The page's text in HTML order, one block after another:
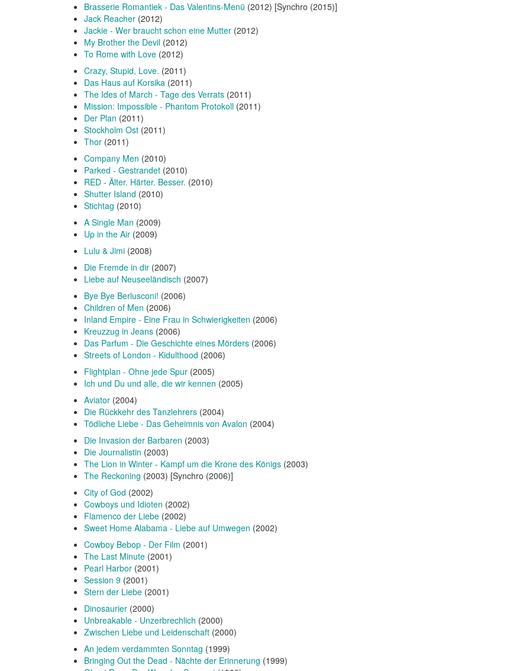
Brasserie Romantiek - Das Valentins-Menü (2012) [Synchro (2015)]
Jack Reacher (2012)
Jackie - Wer braucht schon eine Mutter (2012)
My Brother the Devil (2012)
To Rome with Love (2012)
Crazy, Stupid, Love. (2011)
Das Haus auf Korsika (2011)
The Ides of March - Tage des Verrats (2011)
Mission: Impossible - Phantom Protokoll (2011)
Der Plan (2011)
Stockholm Ost (2011)
Thor (2011)
Company Men (2010)
Parked - Gestrandet (2010)
RED - Älter. Härter. Besser. (2010)
Shutter Island (2010)
Stichtag (2010)
A Single Man (2009)
Up in the Air (2009)
Lulu & Jimi (2008)
Die Fremde in dir (2007)
Liebe auf Neuseeländisch (2007)
Bye Bye Berlusconi! (2006)
Children of Men (2006)
Inland Empire - Eine Frau in Schwierigkeiten (2006)
Kreuzzug in Jeans (2006)
Das Parfum - Die Geschichte eines Mörders (2006)
Streets of London - Kidulthood (2006)
Flightplan - Ohne jede Spur (2005)
Ich und Du und alle, die wir kennen (2005)
Aviator (2004)
Die Rückkehr des Tanzlehrers (2004)
Tödliche Liebe - Das Geheimnis von Avalon (2004)
Die Invasion der Barbaren (2003)
Die Journalistin (2003)
The Lion in Winter - Kampf um die Krone des Königs (2003)
The Reckoning (2003) [Synchro (2006)]
City of God (2002)
Cowboys und Idioten (2002)
Flamenco der Liebe (2002)
Sweet Home Alabama - Liebe auf Umwegen (2002)
Cowboy Bebop - Der Film (2001)
The Last Minute (2001)
Pearl Harbor (2001)
Session 9 (2001)
Stern der Liebe (2001)
Dinosaurier (2000)
Unbreakable - Unzerbrechlich (2000)
Zwischen Liebe und Leidenschaft (2000)
An jedem verdammten Sonntag (1999)
Bringing Out the Dead - Nächte der Erinnerung (1999)